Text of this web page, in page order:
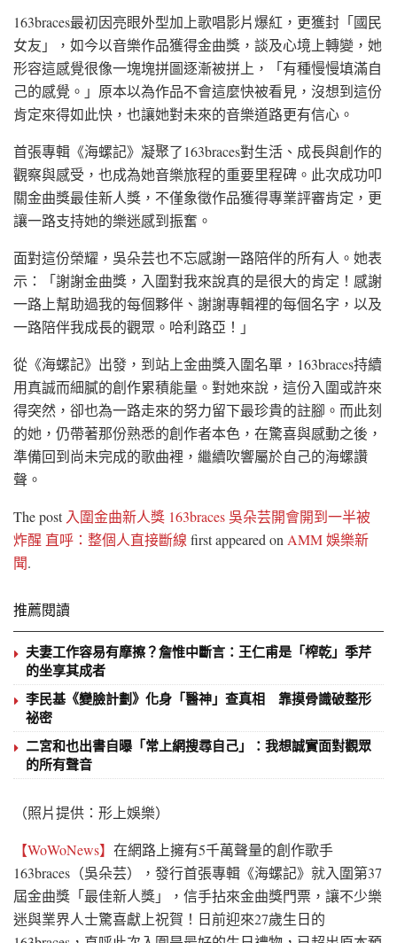
163braces最初因亮眼外型加上歌唱影片爆紅，更獲封「國民
女友」，如今以音樂作品獲得金曲獎，談及心境上轉變，她
形容這感覺很像一塊塊拼圖逐漸被拼上，「有種慢慢填滿自
己的感覺。」原本以為作品不會這麼快被看見，沒想到這份
肯定來得如此快，也讓她對未來的音樂道路更有信心。
首張專輯《海螺記》凝聚了163braces對生活、成長與創作的
觀察與感受，也成為她音樂旅程的重要里程碑。此次成功叩
關金曲獎最佳新人獎，不僅象徵作品獲得專業評審肯定，更
讓一路支持她的樂迷感到振奮。
面對這份榮耀，吳朵芸也不忘感謝一路陪伴的所有人。她表
示：「謝謝金曲獎，入圍對我來說真的是很大的肯定！感謝
一路上幫助過我的每個夥伴、謝謝專輯裡的每個名字，以及
一路陪伴我成長的觀眾。哈利路亞！」
從《海螺記》出發，到站上金曲獎入圍名單，163braces持續
用真誠而細膩的創作累積能量。對她來說，這份入圍或許來
得突然，卻也為一路走來的努力留下最珍貴的註腳。而此刻
的她，仍帶著那份熟悉的創作者本色，在驚喜與感動之後，
準備回到尚未完成的歌曲裡，繼續吹響屬於自己的海螺讚
聲。
The post 入圍金曲新人獎 163braces 吳朵芸開會開到一半被
炸醒 直呼：整個人直接斷線 first appeared on AMM 娛樂新
聞.
推薦閱讀
夫妻工作容易有摩擦？詹惟中斷言：王仁甫是「榨乾」季芹
的坐享其成者
李民基《變臉計劃》化身「醫神」查真相 靠摸骨識破整形
祕密
二宮和也出書自曝「常上網搜尋自己」：我想誠實面對觀眾
的所有聲音
（照片提供：形上娛樂）
【WoWoNews】 在網路上擁有5千萬聲量的創作歌手
163braces（吳朵芸），發行首張專輯《海螺記》就入圍第37
屆金曲獎「最佳新人獎」，信手拈來金曲獎門票，讓不少樂
迷與業界人士驚喜獻上祝賀！日前迎來27歲生日的